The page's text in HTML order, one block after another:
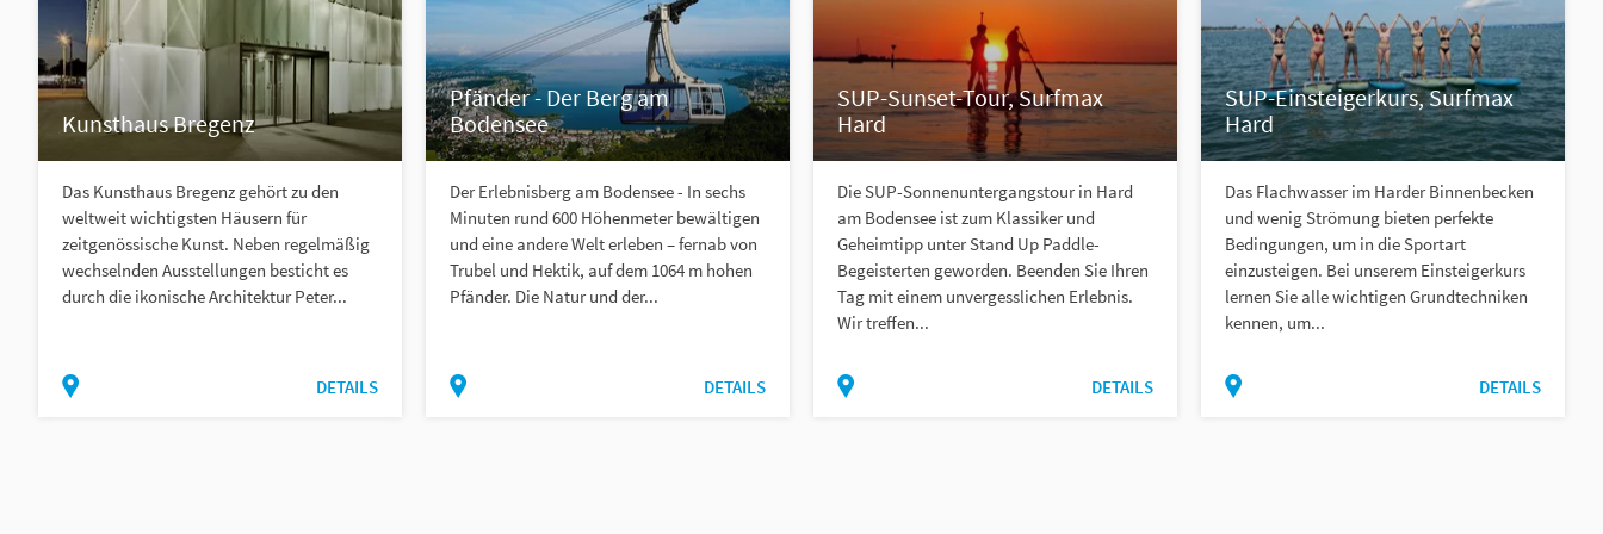
Kunsthaus Bregenz
Das Kunsthaus Bregenz gehört zu den
weltweit wichtigsten Häusern für
zeitgenössische Kunst. Neben regelmäßig
wechselnden Ausstellungen besticht es
durch die ikonische Architektur Peter...
DETAILS
Pfänder - Der Berg am
Bodensee
Der Erlebnisberg am Bodensee - In sechs
Minuten rund 600 Höhenmeter bewältigen
und eine andere Welt erleben – fernab von
Trubel und Hektik, auf dem 1064 m hohen
Pfänder. Die Natur und der...
DETAILS
SUP-Sunset-Tour, Surfmax
Hard
Die SUP-Sonnenuntergangstour in Hard
am Bodensee ist zum Klassiker und
Geheimtipp unter Stand Up Paddle-
Begeisterten geworden. Beenden Sie Ihren
Tag mit einem unvergesslichen Erlebnis.
Wir treffen...
DETAILS
SUP-Einsteigerkurs, Surfmax
Hard
Das Flachwasser im Harder Binnenbecken
und wenig Strömung bieten perfekte
Bedingungen, um in die Sportart
einzusteigen. Bei unserem Einsteigerkurs
lernen Sie alle wichtigen Grundtechniken
kennen, um...
DETAILS